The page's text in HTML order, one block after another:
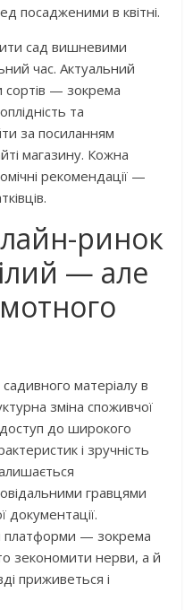
посадженими в квітні.
сад вишневими
час. Актуальний
сортів — зокрема
та
за посиланням
магазину. Кожна
рекомендації —
ринок
— але
матеріалу в
зміна споживчої
до широкого
і зручність
гравцями
документації.
платформи — зокрема
зекономити нерви, а й
приживеться і